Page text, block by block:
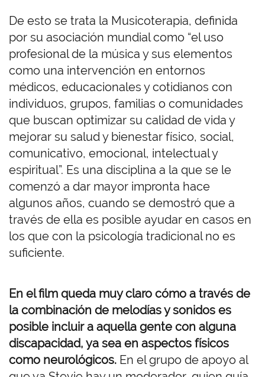
De esto se trata la Musicoterapia, definida
por su asociación mundial como “el uso
profesional de la música y sus elementos
como una intervención en entornos
médicos, educacionales y cotidianos con
individuos, grupos, familias o comunidades
que buscan optimizar su calidad de vida y
mejorar su salud y bienestar físico, social,
comunicativo, emocional, intelectual y
espiritual”. Es una disciplina a la que se le
comenzó a dar mayor impronta hace
algunos años, cuando se demostró que a
través de ella es posible ayudar en casos en
los que con la psicología tradicional no es
suficiente.
En el film queda muy claro cómo a través de
la combinación de melodías y sonidos es
posible incluir a aquella gente con alguna
discapacidad, ya sea en aspectos físicos
como neurológicos. En el grupo de apoyo al